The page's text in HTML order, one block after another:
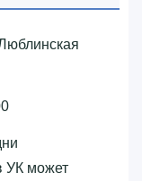
УК может